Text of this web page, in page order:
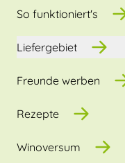
So funktioniert's
Liefergebiet
Freunde werben
Rezepte
Winoversum